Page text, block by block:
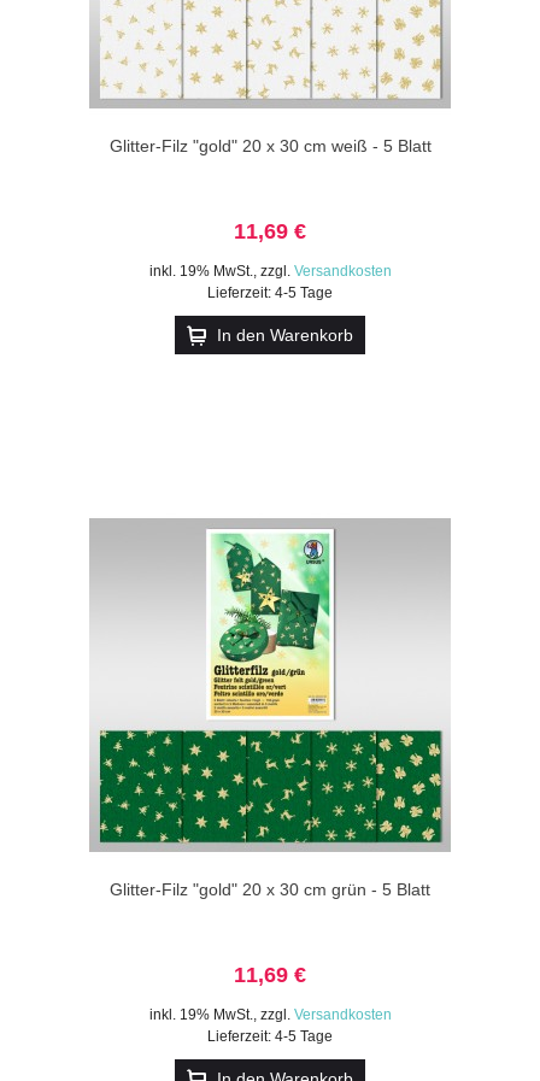
Glitter-Filz "gold" 20 x 30 cm weiß - 5 Blatt
11,69 €
inkl. 19% MwSt., zzgl. Versandkosten
Lieferzeit: 4-5 Tage
In den Warenkorb
Glitter-Filz "gold" 20 x 30 cm grün - 5 Blatt
11,69 €
inkl. 19% MwSt., zzgl. Versandkosten
Lieferzeit: 4-5 Tage